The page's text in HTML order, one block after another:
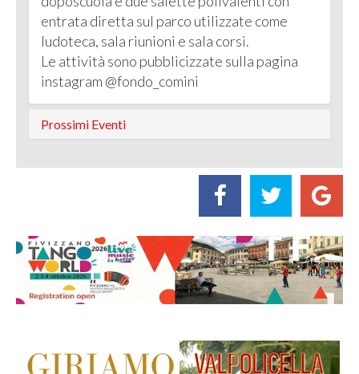
entrata diretta sul parco utilizzate come
ludoteca, sala riunioni e sala corsi.
Le attività sono pubblicizzate sulla pagina
instagram @fondo_comini
Prossimi Eventi